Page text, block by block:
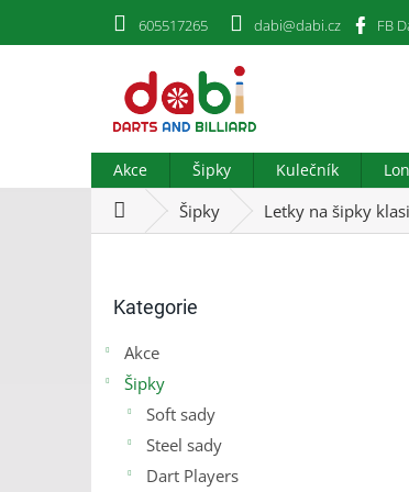
605517265 dabi@dabi.cz FB
Akce Šipky Kulečník
DomůŠipky Letky na šipky
kategorie
Kategorie
Akce
Šipky
Soft sady
Steel sady
Dart Players